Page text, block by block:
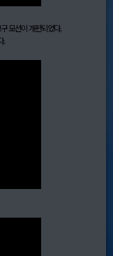
모션이 개편되었다.
.